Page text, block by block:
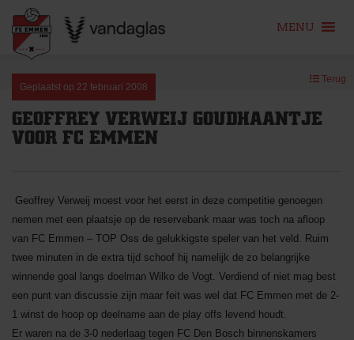
content
MENU
Geplaatst op 22 februari 2008
Terug
GEOFFREY VERWEIJ GOUDHAANTJE
VOOR FC EMMEN
Geoffrey Verweij moest voor het eerst in deze competitie genoegen
nemen met een plaatsje op de reservebank maar was toch na afloop
van FC Emmen – TOP Oss de gelukkigste speler van het veld. Ruim
twee minuten in de extra tijd schoof hij namelijk de zo belangrijke
winnende goal langs doelman Wilko de Vogt. Verdiend of niet mag best
een punt van discussie zijn maar feit was wel dat FC Emmen met de 2-
1 winst de hoop op deelname aan de play offs levend houdt.
Er waren na de 3-0 nederlaag tegen FC Den Bosch binnenskamers